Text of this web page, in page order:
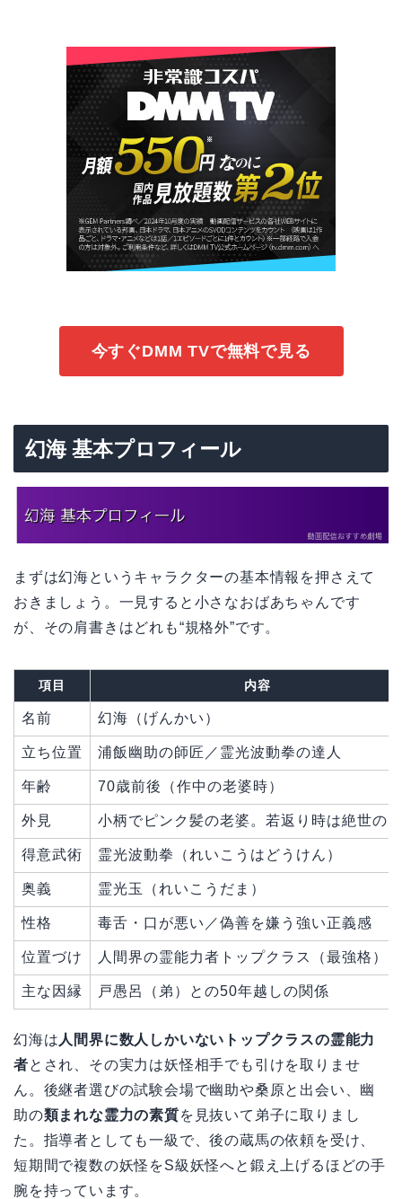
今すぐDMM TVで無料で見る
幻海 基本プロフィール
まずは幻海というキャラクターの基本情報を押さえて
おきましょう。一見すると小さなおばあちゃんです
が、その肩書きはどれも“規格外”です。
項目 内容
名前 幻海（げんかい）
立ち位置 浦飯幽助の師匠／霊光波動拳の達人
年齢 70歳前後（作中の老婆時）
外見 小柄でピンク髪の老婆。若返り時は絶世の
得意武術 霊光波動拳（れいこうはどうけん）
奥義 霊光玉（れいこうだま）
性格 毒舌・口が悪い／偽善を嫌う強い正義感
位置づけ 人間界の霊能力者トップクラス（最強格）
主な因縁 戸愚呂（弟）との50年越しの関係
幻海は 人間界に数人しかいないトップクラスの霊能力
者とされ、その実力は妖怪相手でも引けを取りませ
ん。後継者選びの試験会場で幽助や桑原と出会い、幽
助の類まれな霊力の素質を見抜いて弟子に取りまし
た。指導者としても一級で、後の蔵馬の依頼を受け、
短期間で複数の妖怪をS級妖怪へと鍛え上げるほどの手
腕を持っています。